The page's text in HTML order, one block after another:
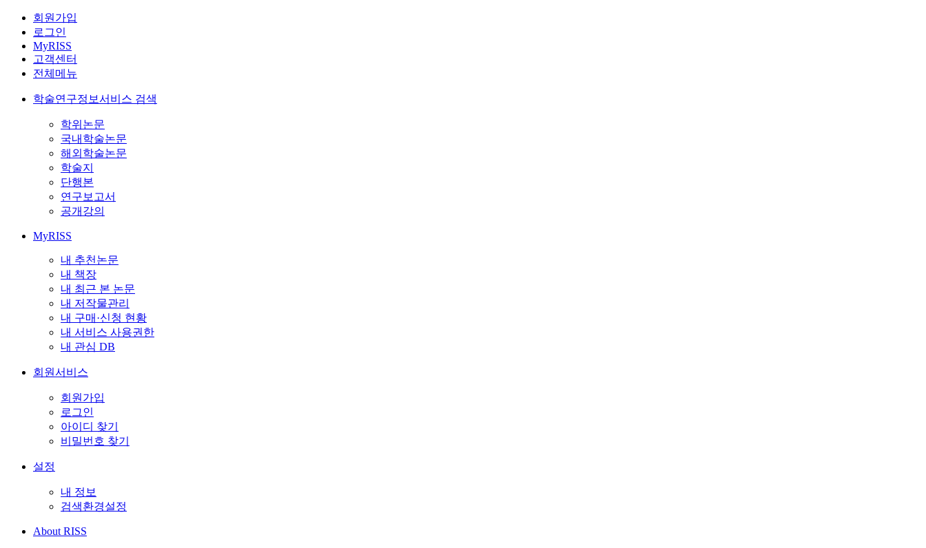
회원가입
로그인
MyRISS
고객센터
전체메뉴
학술연구정보서비스 검색
학위논문
국내학술논문
해외학술논문
학술지
단행본
연구보고서
공개강의
MyRISS
내 추천논문
내 책장
내 최근 본 논문
내 저작물관리
내 구매·신청 현황
내 서비스 사용권한
내 관심 DB
회원서비스
회원가입
로그인
아이디 찾기
비밀번호 찾기
설정
내 정보
검색환경설정
About RISS